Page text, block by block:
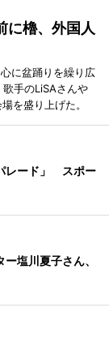
櫓、外国人
に盆踊りを繰り広
手のLiSAさんや
を盛り上げた。
レード」 スポー
塩川夏子さん、